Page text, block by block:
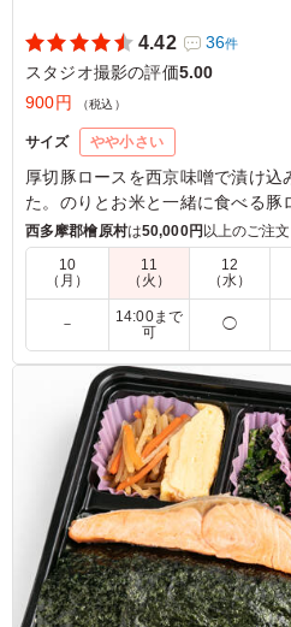
4.42 36件
スタジオ撮影の評価5.00
900円
（税込）
サイズ やや小さい
厚切豚ロースを西京味噌で漬け込
た。のりとお米と一緒に食べる
になりそう！！
迷ったらこのお弁当がオススメで
株式会社JVCケンウッド
今回ロケ弁で複数のメニュー
け、ゆで卵の味付け、ご飯の
に人気のメニューでした。何
うも自分で作るときの参考に
っしゃいました。
ご利用シーン：ロケ・撮影›スタ
東京都新宿区内藤町2023/10/07
西多摩郡檜原村は50,000円 以上のご注
10
（月）
11
（火）
12
（水）
－
14:00まで
可
◯